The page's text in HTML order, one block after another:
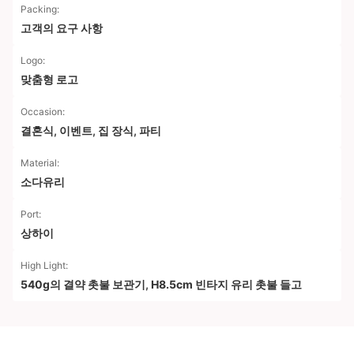
Packing:
고객의 요구 사항
Logo:
맞춤형 로고
Occasion:
결혼식, 이벤트, 집 장식, 파티
Material:
소다유리
Port:
상하이
High Light:
540g의 결약 촛불 보관기, H8.5cm 빈타지 유리 촛불 들고